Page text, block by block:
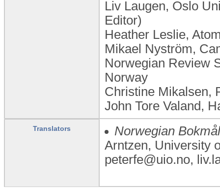
Liv Laugen, ​Oslo
Editor)
Heather Leslie,
Mikael Nyström,
Norwegian Review
Norway
Christine Mikalsen,
John Tore Valand,
Translators
Norwegian
Arntzen, University
peterfe@uio.no,